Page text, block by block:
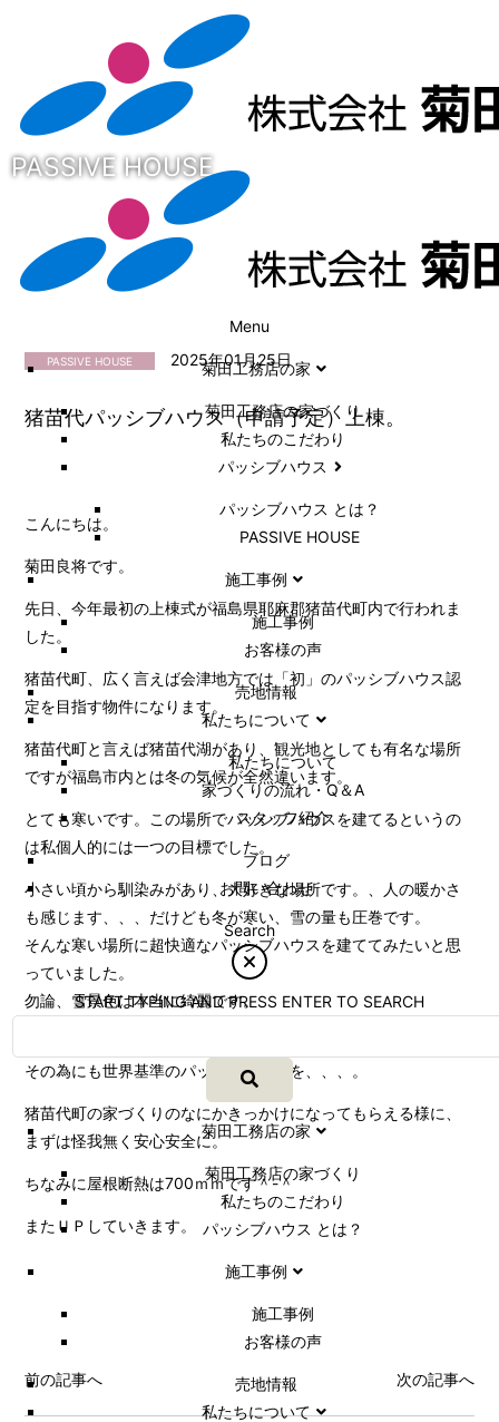
Menu
菊田工務店の家
菊田工務店の家づくり​
私たちのこだわり
パッシブハウス
パッシブハウス とは？
PASSIVE HOUSE
施工事例
施⼯事例
お客様の声
売地情報
私たちについて
私たちについて
家づくりの流れ・Q＆A
スタッフ紹介
ブログ
お問い合わせ
Search
START TYPING AND PRESS ENTER TO SEARCH
菊田工務店の家
菊田工務店の家づくり​
私たちのこだわり
パッシブハウス とは？
施工事例
施⼯事例
お客様の声
売地情報
私たちについて
PASSIVE HOUSE
PASSIVE HOUSE 2025年01月25日
猪苗代パッシブハウス（申請予定）上棟。
こんにちは。
菊田良将です。
先日、今年最初の上棟式が福島県耶麻郡猪苗代町内で行われま
した。
猪苗代町、広く言えば会津地方では「初」のパッシブハウス認
定を目指す物件になります。
猪苗代町と言えば猪苗代湖があり、観光地としても有名な場所
ですが福島市内とは冬の気候が全然違います。
とても寒いです。この場所でパッシブハウスを建てるというの
は私個人的には一つの目標でした。
小さい頃から馴染みがあり、大好きな場所です。、人の暖かさ
も感じます、、、だけども冬が寒い、雪の量も圧巻です。
そんな寒い場所に超快適なパッシブハウスを建ててみたいと思
っていました。
勿論、雪景色は本当に綺麗です。
その為にも世界基準のパッシブハウスを、、、。
猪苗代町の家づくりのなにかきっかけになってもらえる様に、
まずは怪我無く安心安全に。
ちなみに屋根断熱は700ｍｍです＾-＾
またＵＰしていきます。
前の記事へ 次の記事へ